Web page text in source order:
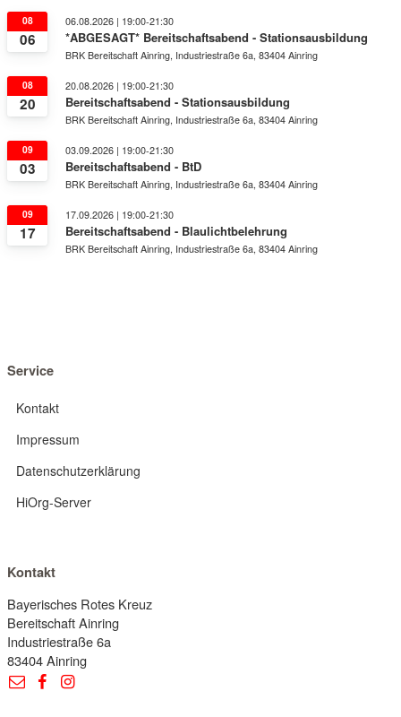
08
06
06.08.2026 | 19:00-21:30
*ABGESAGT* Bereitschaftsabend - Stationsausbildung
BRK Bereitschaft Ainring, Industriestraße 6a, 83404 Ainring
08
20
20.08.2026 | 19:00-21:30
Bereitschaftsabend - Stationsausbildung
BRK Bereitschaft Ainring, Industriestraße 6a, 83404 Ainring
09
03
03.09.2026 | 19:00-21:30
Bereitschaftsabend - BtD
BRK Bereitschaft Ainring, Industriestraße 6a, 83404 Ainring
09
17
17.09.2026 | 19:00-21:30
Bereitschaftsabend - Blaulichtbelehrung
BRK Bereitschaft Ainring, Industriestraße 6a, 83404 Ainring
Service
Kontakt
Impressum
Datenschutzerklärung
HiOrg-Server
Kontakt
Bayerisches Rotes Kreuz
Bereitschaft Ainring
Industriestraße 6a
83404 Ainring